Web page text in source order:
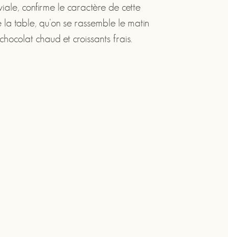
confirme le caractère de cette
table, qu'on se rassemble le matin
chaud et croissants frais.